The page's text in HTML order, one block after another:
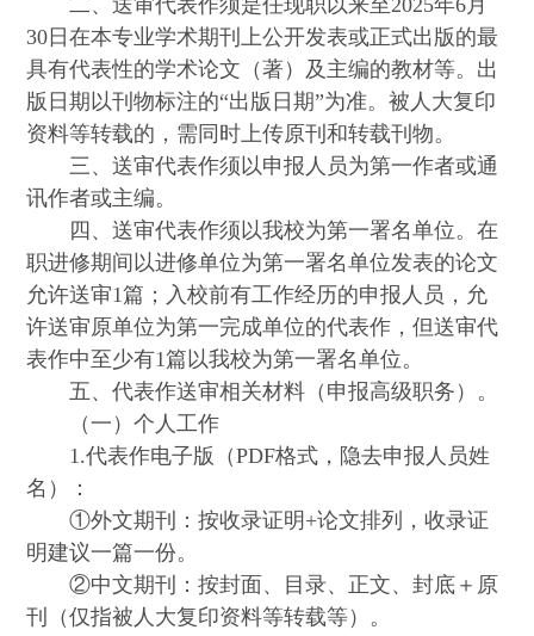
二、送审代表作须是任现职以来至2025年6月
30日在本专业学术期刊上公开发表或正式出版的最
具有代表性的学术论文（著）及主编的教材等。出
版日期以刊物标注的“出版日期”为准。被人大复印
资料等转载的，需同时上传原刊和转载刊物。
三、送审代表作须以申报人员为第一作者或通
讯作者或主编。
四、送审代表作须以我校为第一署名单位。在
职进修期间以进修单位为第一署名单位发表的论文
允许送审1篇；入校前有工作经历的申报人员，允
许送审原单位为第一完成单位的代表作，但送审代
表作中至少有1篇以我校为第一署名单位。
五、代表作送审相关材料（申报高级职务）。
（一）个人工作
1.代表作电子版（PDF格式，隐去申报人员姓
名）：
①外文期刊：按收录证明+论文排列，收录证
明建议一篇一份。
②中文期刊：按封面、目录、正文、封底＋原
刊（仅指被人大复印资料等转载等）。